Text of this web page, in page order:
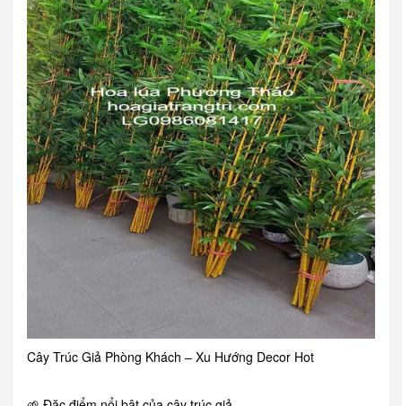
Cây Trúc Giả Phòng Khách – Xu Hướng Decor Hot